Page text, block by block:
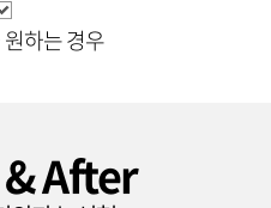
원하는 경우
After